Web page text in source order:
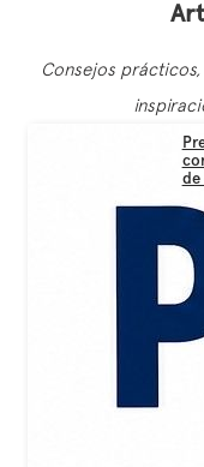
Consejos
de